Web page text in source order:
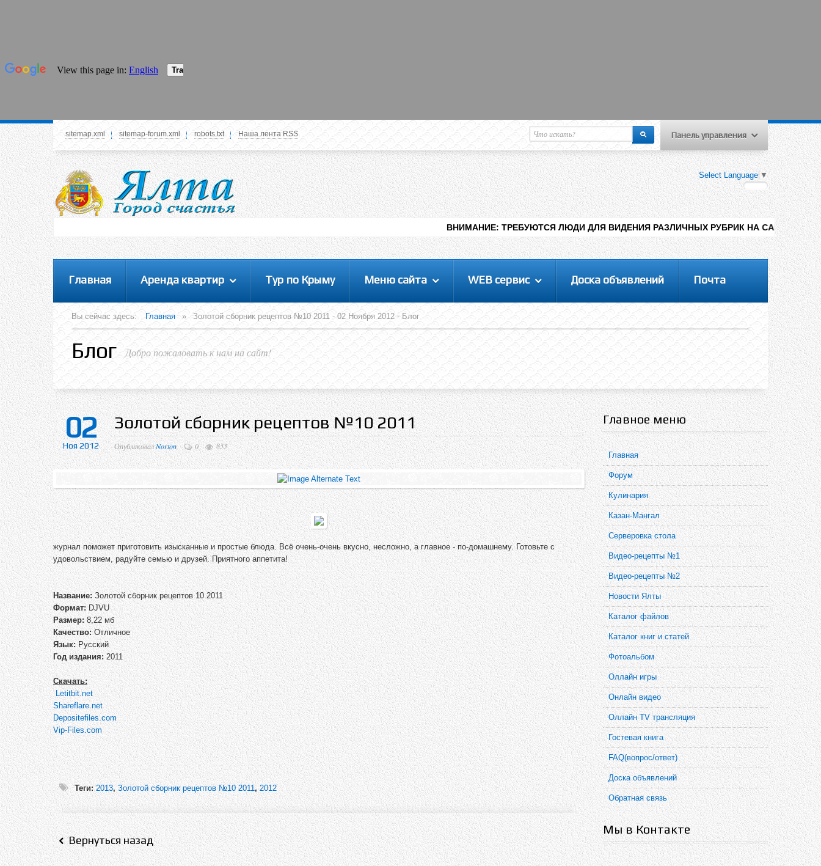
У вас нет прав просматривать данное меню,
пожалуйста, войдите на сайт под своим
логином или зарегестрируйтесь! Это позволит
вам пользоваться всеми функциями нашего
Здравствуйте уважаемыйГость. Чтобы
пользоваться данной панелью
управления, вам необходимо
авторизоваться на сайте под своим
логином, либо пройти регистрацию.
Меню пользователя
Вход на сайт
Регистрация
Панель управления
sitemap.xml sitemap-forum.xml robots.txt Наша лента RSS
Select Language ▼
ВНИМАНИЕ: ТРЕБУЮТСЯ ЛЮДИ ДЛЯ ВИДЕНИЯ РАЗЛИЧНЫХ РУБРИК НА САЙТЕ , ДОБАВЛЕНИЯ
Главная Аренда квартир Тур по Крыму Меню сайта WEB сервис Доска объявлений Почта
Вы сейчас здесь: Главная » Золотой сборник рецептов №10 2011 - 02 Ноября 2012 - Блог
Блог Добро пожаловать к нам на сайт!
02
Ноя 2012
Золотой сборник рецептов №10 2011
ОпубликовалNorton 0 833
журнал поможет приготовить изысканные и простые блюда. Всё очень-очень вкусно, несложно, а главное - по-домашнему. Готовьте с
удовольствием, радуйте семью и друзей. Приятного аппетита!
Название: Золотой сборник рецептов 10 2011
Формат:DJVU
Размер:8,22 мб
Качество:Отличное
Язык:Русский
Год издания:2011
Скачать:
Letitbit.net
Shareflare.net
Depositefiles.com
Vip-Files.com
Теги:2013,Золотой сборник рецептов №10 2011,2012
Вернуться назад
Главное меню
Главная
Форум
Кулинария
Казан-Мангал
Серверовка стола
Видео-рецепты №1
Видео-рецепты №2
Новости Ялты
Каталог файлов
Каталог книг и статей
Фотоальбом
Оллайн игры
Онлайн видео
Оллайн TV трансляция
Гостевая книга
FAQ(вопрос/ответ)
Доска объявлений
Обратная связь
Мы в Контакте